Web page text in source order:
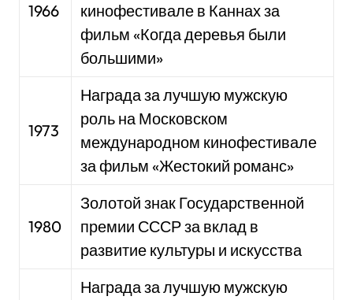
1966
кинофестивале в Каннах за
фильм «Когда деревья были
большими»
1973
Награда за лучшую мужскую
роль на Московском
международном кинофестивале
за фильм «Жестокий романс»
1980
Золотой знак Государственной
премии СССР за вклад в
развитие культуры и искусства
Награда за лучшую мужскую